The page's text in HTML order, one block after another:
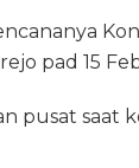
pad 15
pusat saat